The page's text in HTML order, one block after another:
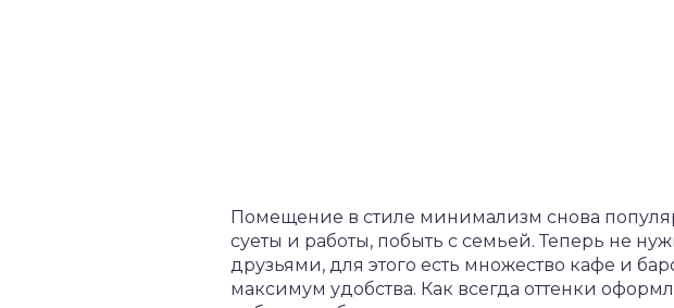
Помещение в стиле минимализм снова
суеты и работы, побыть с семьей. Теперь не
друзьями, для этого есть множество кафе и
максимум удобства. Как всегда оттенки